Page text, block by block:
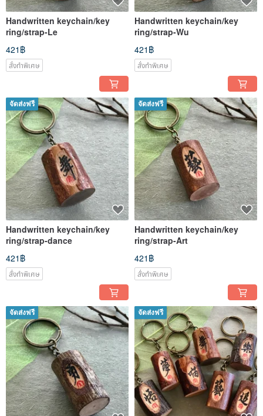
Handwritten keychain/key
ring/strap-Le
421฿
สั่งทำพิเศษ
Handwritten keychain/key
ring/strap-Wu
421฿
สั่งทำพิเศษ
จัดส่งฟรี
Handwritten keychain/key
ring/strap-dance
421฿
สั่งทำพิเศษ
จัดส่งฟรี
Handwritten keychain/key
ring/strap-Art
421฿
สั่งทำพิเศษ
จัดส่งฟรี จัดส่งฟรี